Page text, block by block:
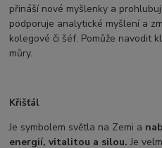
přináší nové myšlenky a
podporuje analytické myšlení a
kolegové či šéf. Pomůže navodit
můry.
Křišťál
Je symbolem světla na Zemi a
energií, vitalitou a silou.Je